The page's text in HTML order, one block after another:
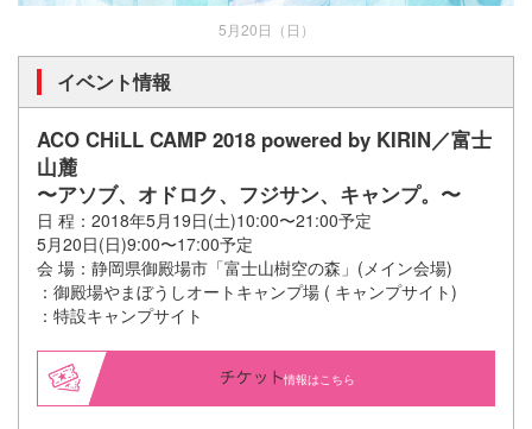
5月20日（日）
イベント情報
ACO CHiLL CAMP 2018 powered by KIRIN／富士
山麓
〜アソブ、オドロク、フジサン、キャンプ。〜
日 程：2018年5月19日(土)10:00〜21:00予定
5月20日(日)9:00〜17:00予定
会 場：静岡県御殿場市「富士山樹空の森」(メイン会場)
：御殿場やまぼうしオートキャンプ場 ( キャンプサイト)
：特設キャンプサイト
情報はこちら